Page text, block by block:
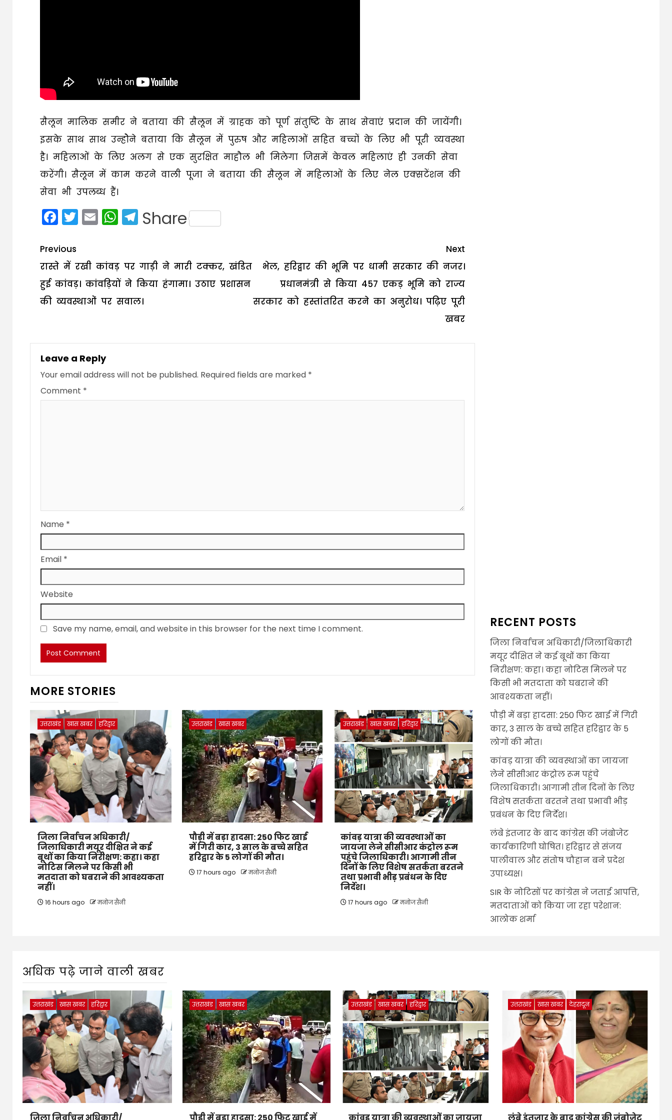
सैलून मालिक समीर ने बताया की सैलून में ग्राहक को पूर्ण संतुष्टि के साथ सेवाएं प्रदान की जायेंगी।
इसके साथ साथ उन्होेने बताया कि सैलून में पुरुष और महिलाओं सहित बच्चों के लिए भी पूरी व्यवस्था
है। महिलाओं के लिए अलग से एक सुरक्षित माहौल भी मिलेगा जिसमें केवल महिलाएं ही उनकी सेवा
करेंगी। सैलून में काम करने वाली पूजा ने बताया की सैलून में महिलाओं के लिए नेल एक्सटेंशन की
सेवा भी उपलब्ध हैं।
Facebook
Twitter
EmailWhatsApp
Telegram
Share
Post
navigation
Previous
रास्ते में रखी कांवड़ पर गाड़ी ने मारी टक्कर, खंडित
हुई कांवड़। कांवड़ियों ने किया हंगामा। उठाए प्रशासन
की व्यवस्थाओं पर सवाल।
Next
भेल, हरिद्वार की भूमि पर धामी सरकार की नजर।
प्रधानमंत्री से किया 457 एकड़ भूमि को राज्य
सरकार को हस्तांतरित करने का अनुरोध। पढ़िए पूरी
खबर
Leave a Reply
Your email address will not be published. Required fields are marked *
Comment *
Name *
Email *
Website
Save my name, email, and website in this browser for the next time I comment.
MORE STORIES
उत्तराखंड खास खबर हरिद्वार
जिला निर्वाचन अधिकारी/
जिलाधिकारी मयूर दीक्षित ने कई
बूथों का किया निरीक्षण: कहा। कहा
नोटिस मिलने पर किसी भी
मतदाता को घबराने की आवश्यकता
नहीं।
16 hours ago मनोज सैनी
उत्तराखंड खास खबर
पौड़ी में बड़ा हादसा: 250 फिट खाई
में गिरी कार, 3 साल के बच्चे सहित
हरिद्वार के 5 लोगों की मौत।
17 hours ago मनोज सैनी
उत्तराखंड खास खबर हरिद्वार
कांवड़ यात्रा की व्यवस्थाओं का
जायजा लेने सीसीआर कंट्रोल रूम
पहुंचे जिलाधिकारी। आगामी तीन
दिनों के लिए विशेष सतर्कता बरतने
तथा प्रभावी भीड़ प्रबंधन के दिए
निर्देश।
17 hours ago मनोज सैनी
RECENT POSTS
जिला निर्वाचन अधिकारी/जिलाधिकारी
मयूर दीक्षित ने कई बूथों का किया
निरीक्षण: कहा। कहा नोटिस मिलने पर
किसी भी मतदाता को घबराने की
आवश्यकता नहीं।
पौड़ी में बड़ा हादसा: 250 फिट खाई में गिरी
कार, 3 साल के बच्चे सहित हरिद्वार के 5
लोगों की मौत।
कांवड़ यात्रा की व्यवस्थाओं का जायजा
लेने सीसीआर कंट्रोल रूम पहुंचे
जिलाधिकारी। आगामी तीन दिनों के लिए
विशेष सतर्कता बरतने तथा प्रभावी भीड़
प्रबंधन के दिए निर्देश।
लंबे इंतजार के बाद कांग्रेस की जंबोजेट
कार्यकारिणी घोषित। हरिद्वार से संजय
पालीवाल और संतोष चौहान बने प्रदेश
उपाध्यक्ष।
SIR के नोटिसों पर कांग्रेस ने जताई आपत्ति,
मतदाताओं को किया जा रहा परेशान:
आलोक शर्मा
अधिक पढ़े जाने वाली खबर
उत्तराखंड खास खबर हरिद्वार उत्तराखंड खास खबर उत्तराखंड खास खबर हरिद्वार उत्तराखंड खास खबर देहरादून